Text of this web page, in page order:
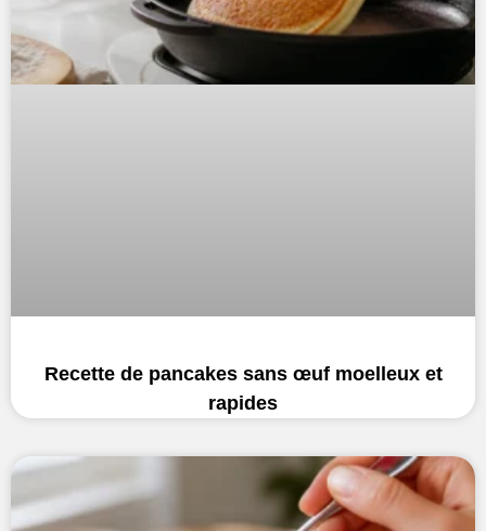
Recette de pancakes sans œuf moelleux et
rapides